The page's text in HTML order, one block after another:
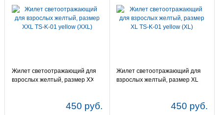
Жилет светоотражающий для
взрослых желтый, размер XXL
450 руб.
Жилет светоотражающий для
взрослых желтый, размер XL
450 руб.